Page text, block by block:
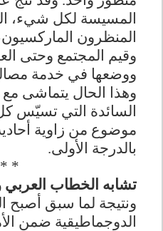
المسيسة لكل شيء،
المنظرون
وقيم المجتمع وحتى
ووضعها في خدمة
وهذا الحال يتماشى
السائدة التي تسيّس
موضوع من زاوية
بالدرجة الأولى.
*
تشابه الخطاب
ونتيجة لما سبق أصبح
الدوجماطيقية ضمن